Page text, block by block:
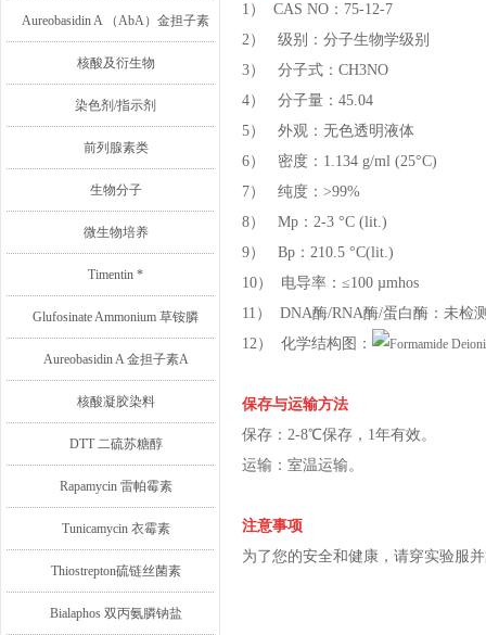
Aureobasidin A （AbA）金担子素
A
核酸及衍生物
染色剂/指示剂
前列腺素类
生物分子
微生物培养
Timentin *
Glufosinate Ammonium 草铵膦
Aureobasidin A 金担子素A
核酸凝胶染料
DTT 二硫苏糖醇
Rapamycin 雷帕霉素
Tunicamycin 衣霉素
Thiostrepton硫链丝菌素
Bialaphos 双丙氨膦钠盐
1） CAS NO：75-12-7
2） 级别：分子生物学级别
3） 分子式：CH3NO
4） 分子量：45.04
5） 外观：无色透明液体
6） 密度：1.134 g/ml (25°C)
7） 纯度：>99%
8） Mp：2-3 °C (lit.)
9） Bp：210.5 °C(lit.)
10） 电导率：≤100 µmhos
11） DNA酶/RNA酶/蛋白酶：未检
12） 化学结构图：
保存与运输方法
保存：2-8℃保存，1年有效。
运输：室温运输。
注意事项
为了您的安全和健康，请穿实验服